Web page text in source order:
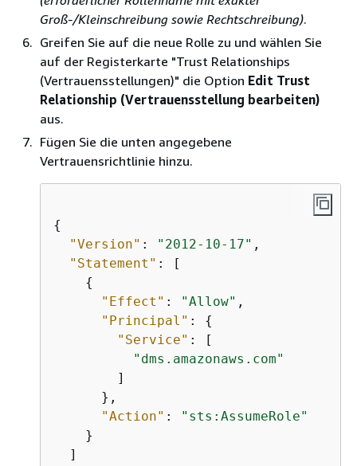
Groß-/Kleinschreibung sowie Rechtschreibung).
Greifen Sie auf die neue Rolle zu und wählen Sie
auf der Registerkarte "Trust Relationships
(Vertrauensstellungen)" die Option Edit Trust
Relationship (Vertrauensstellung bearbeiten)
aus.
Fügen Sie die unten angegebene
Vertrauensrichtlinie hinzu.
{
"Version" : "2012-10-17" ,
"Statement" : [
{
"Effect" : "Allow" ,
"Principal" : {
"Service" : [
"dms.amazonaws.com"
        ]
      },
"Action" :
"sts:AssumeRole"
    }
  ]